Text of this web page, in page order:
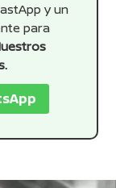
y un
para